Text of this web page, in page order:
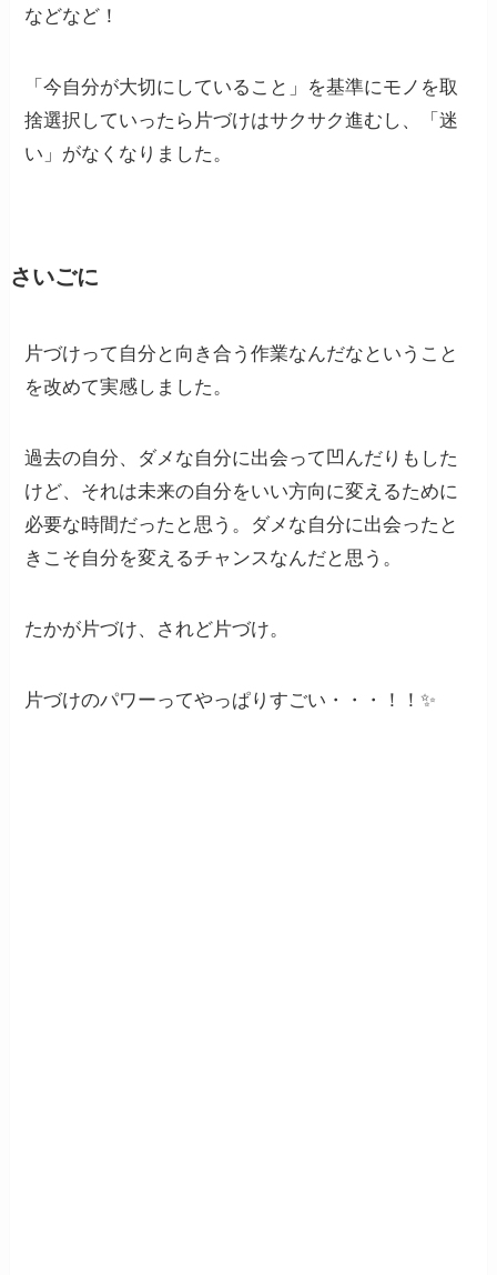
などなど！
「今自分が大切にしていること」を基準にモノを取
捨選択していったら片づけはサクサク進むし、「迷
い」がなくなりました。
さいごに
片づけって自分と向き合う作業なんだなということ
を改めて実感しました。
過去の自分、ダメな自分に出会って凹んだりもした
けど、それは未来の自分をいい方向に変えるために
必要な時間だったと思う。ダメな自分に出会ったと
きこそ自分を変えるチャンスなんだと思う。
たかが片づけ、されど片づけ。
片づけのパワーってやっぱりすごい・・・！！✨